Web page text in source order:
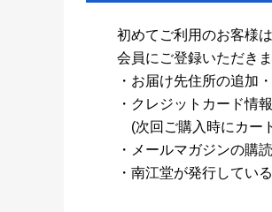
初めてご利用のお客様
会員にご登録いただき
・お届け先住所の追加
・クレジットカード情
(次回ご購入時にカー
・メールマガジンの購
・南江堂が発行してい